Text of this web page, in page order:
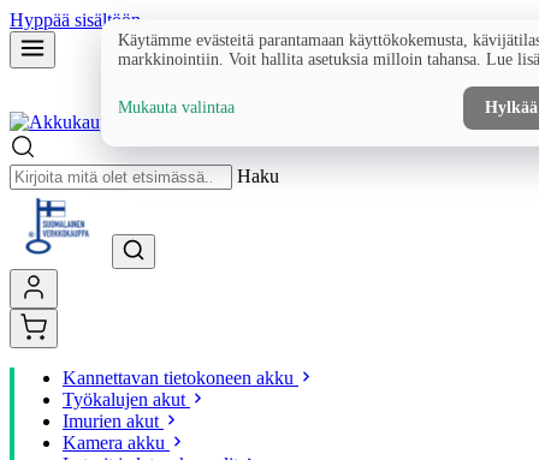
Hyppää sisältöön
Haku
Kannettavan tietokoneen akku
Työkalujen akut
Imurien akut
Kamera akku
Käytämme evästeitä parantamaan käyttökokemusta,
markkinointiin. Voit hallita asetuksia milloin tahansa. Lue
Mukauta valintaa Hylkää